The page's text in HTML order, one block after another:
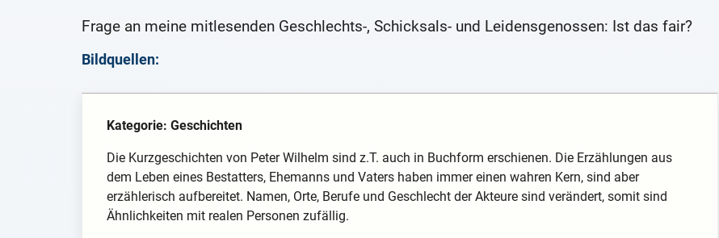
Frage an meine mitlesenden Geschlechts-, Schicksals- und Leidensgenossen: Ist das fair?
Bildquellen:
Kategorie: Geschichten
Die Kurzgeschichten von Peter Wilhelm sind z.T. auch in Buchform erschienen. Die Erzählungen aus
dem Leben eines Bestatters, Ehemanns und Vaters haben immer einen wahren Kern, sind aber
erzählerisch aufbereitet. Namen, Orte, Berufe und Geschlecht der Akteure sind verändert, somit sind
Ähnlichkeiten mit realen Personen zufällig.